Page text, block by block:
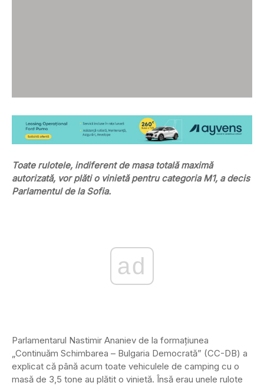
Toate rulotele, indiferent de masa totală maximă
autorizată, vor plăti o vinietă pentru categoria M1, a decis
Parlamentul de la Sofia.
ad
Parlamentarul Nastimir Ananiev de la formaţiunea
„Continuăm Schimbarea – Bulgaria Democrată” (CC-DB) a
explicat că până acum toate vehiculele de camping cu o
masă de 3,5 tone au plătit o vinietă. Însă erau unele rulote